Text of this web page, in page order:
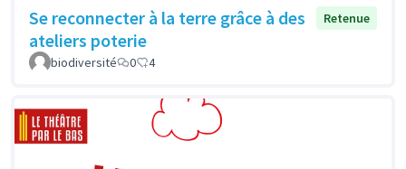
Se reconnecter à la terre grâce à des
ateliers poterie
Retenue
biodiversité 0 4